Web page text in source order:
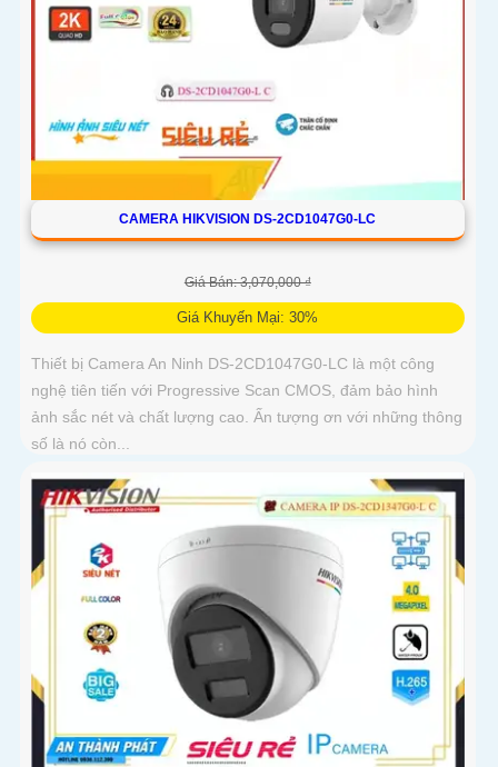
CAMERA HIKVISION DS-2CD1047G0-LC
Giá Bán: 3,070,000 ₫
Giá Khuyến Mại: 30%
Thiết bị Camera An Ninh DS-2CD1047G0-LC là một công
nghệ tiên tiến với Progressive Scan CMOS, đảm bảo hình
ảnh sắc nét và chất lượng cao. Ấn tượng ơn với những thông
số là nó còn...